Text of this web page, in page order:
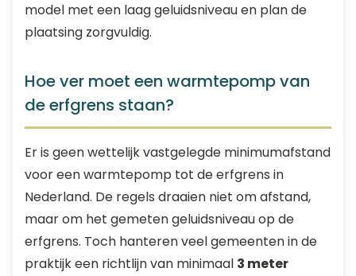
model met een laag geluidsniveau en plan de
plaatsing zorgvuldig.
Hoe ver moet een warmtepomp van
de erfgrens staan?
Er is geen wettelijk vastgelegde minimumafstand
voor een warmtepomp tot de erfgrens in
Nederland. De regels draaien niet om afstand,
maar om het gemeten geluidsniveau op de
erfgrens. Toch hanteren veel gemeenten in de
praktijk een richtlijn van minimaal 3 meter